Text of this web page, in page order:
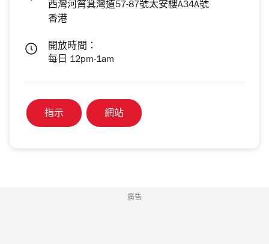
西灣河筲箕灣道57-87號太安樓A34A號
香港
開放時間：
每日 12pm-1am
指示 網站
廣告